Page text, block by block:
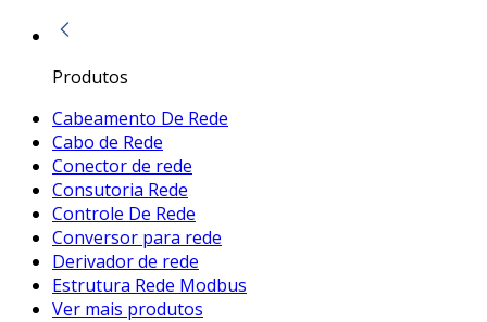
Produtos
Cabeamento De Rede
Cabo de Rede
Conector de rede
Consutoria Rede
Controle De Rede
Conversor para rede
Derivador de rede
Estrutura Rede Modbus
Ver mais produtos